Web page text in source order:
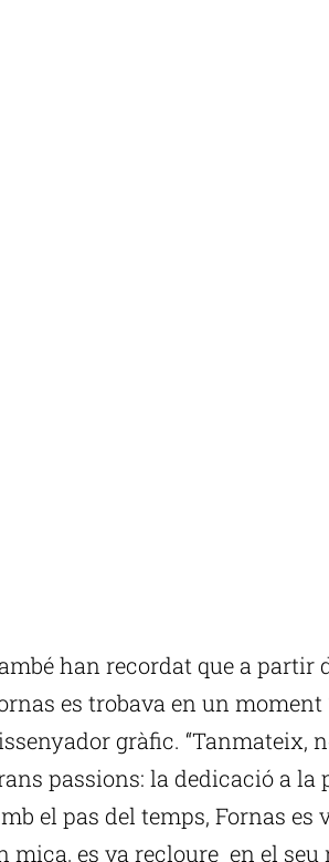
han recordat que a partir
es trobava en un moment
gràfic. “Tanmateix,
passions: la dedicació a
el pas del temps, Fornas es
mica, es va recloure en el